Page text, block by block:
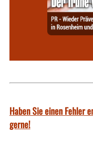
Haben Sie einen Fehler
gerne!